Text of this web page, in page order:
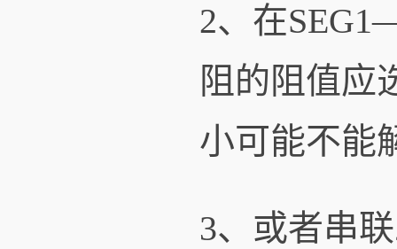
2、在
阻的阻值应
小可能不能
3、或者串